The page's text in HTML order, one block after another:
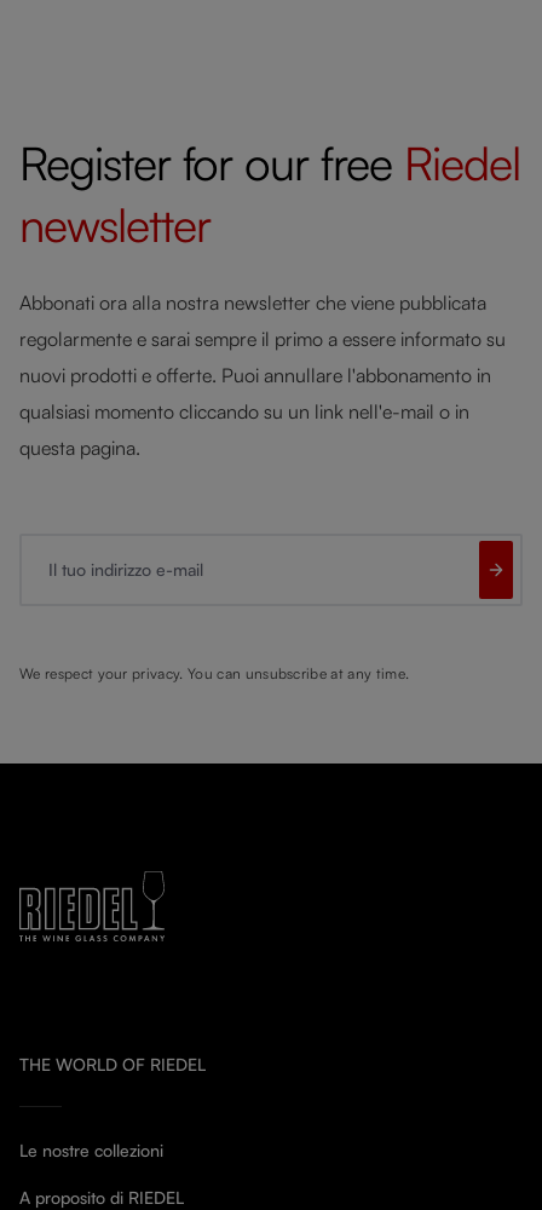
Register for our free Riedel
newsletter
Abbonati ora alla nostra newsletter che viene pubblicata
regolarmente e sarai sempre il primo a essere informato su
nuovi prodotti e offerte. Puoi annullare l'abbonamento in
qualsiasi momento cliccando su un link nell'e-mail o in
questa pagina.
We respect your privacy. You can unsubscribe at any time.
THE WORLD OF RIEDEL
Le nostre collezioni
A proposito di RIEDEL